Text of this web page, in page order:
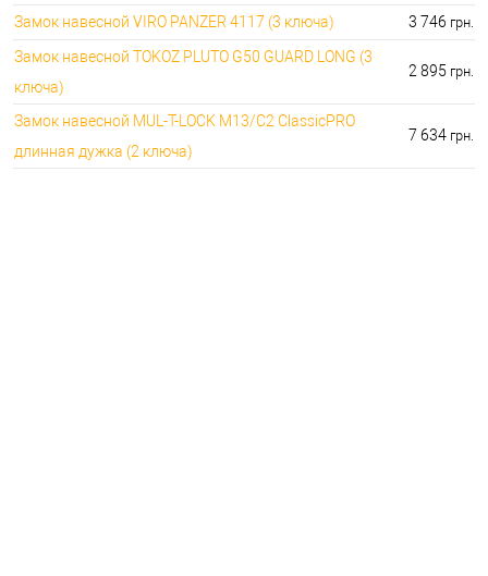
Замок навесной VIRO PANZER 4117 (3 ключа) 3 746 грн.
Замок навесной TOKOZ PLUTO G50 GUARD LONG (3
ключа)
2 895 грн.
Замок навесной MUL-T-LOCK M13/C2 ClassicPRO
длинная дужка (2 ключа)
7 634 грн.